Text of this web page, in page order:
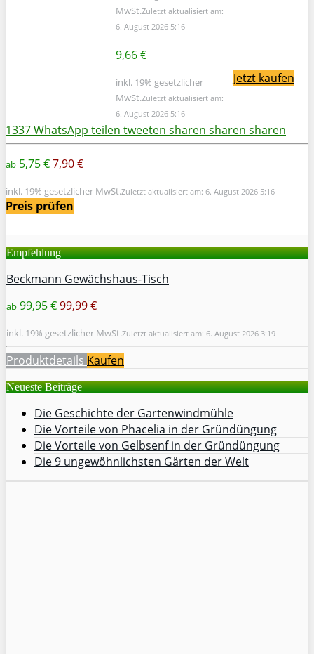
MwSt.Zuletzt aktualisiert am:
6. August 2026 5:16
9,66 €
inkl. 19% gesetzlicher
MwSt.Zuletzt aktualisiert am:
6. August 2026 5:16
Jetzt kaufen
1337WhatsApp teilen tweeten sharen sharen sharen
ab 5,75 €7,90 €
inkl. 19% gesetzlicher MwSt.Zuletzt aktualisiert am: 6. August 2026 5:16
Preis prüfen
Empfehlung
Beckmann Gewächshaus-Tisch
ab 99,95 €99,99 €
inkl. 19% gesetzlicher MwSt.Zuletzt aktualisiert am: 6. August 2026 3:19
Produktdetails Kaufen
Neueste Beiträge
Die Geschichte der Gartenwindmühle
Die Vorteile von Phacelia in der Gründüngung
Die Vorteile von Gelbsenf in der Gründüngung
Die 9 ungewöhnlichsten Gärten der Welt